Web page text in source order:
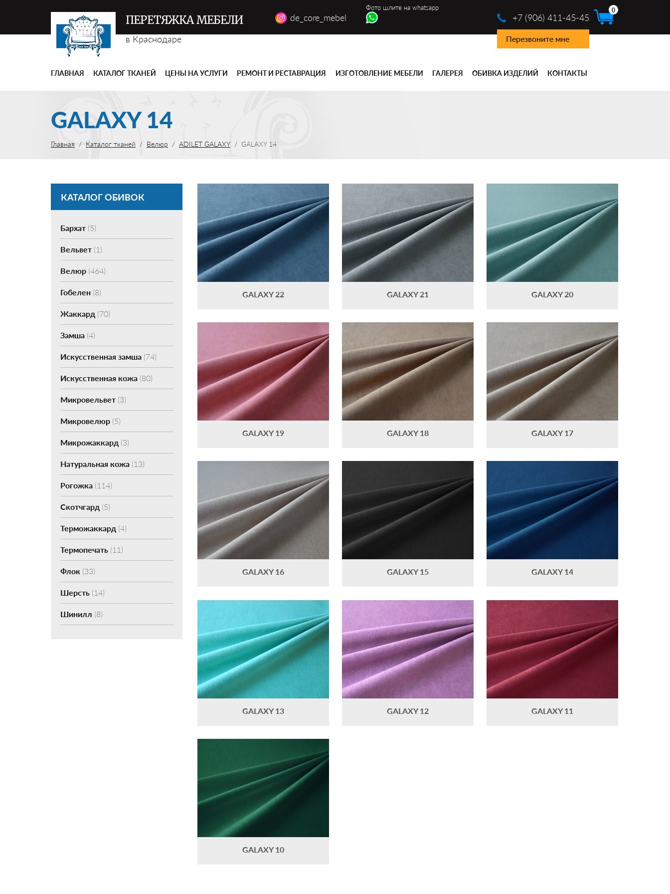
ПЕРЕТЯЖКА МЕБЕЛИ
в Краснодаре
de_core_mebel
Фото шлите на whatsapp
+7 (906) 411-45-45
Перезвоните мне
0
ГЛАВНАЯ КАТАЛОГ ТКАНЕЙ ЦЕНЫ НА УСЛУГИ РЕМОНТ И РЕСТАВРАЦИЯ ИЗГОТОВЛЕНИЕ МЕБЕЛИ ГАЛЕРЕЯ ОБИВКА ИЗДЕЛИЙ КОНТАКТЫ
GALAXY 14
Главная Каталог тканей Велюр ADILET GALAXY GALAXY 14
КАТАЛОГ ОБИВОК
Бархат(5)
Вельвет(1)
Велюр(464)
Гобелен(8)
Жаккард (70)
Замша(4)
Искусственная замша(74)
Искусственная кожа(80)
Микровельвет(3)
Микровелюр(5)
Микрожаккард (3)
Натуральная кожа(13)
Рогожка(114)
Скотчгард (5)
Терможаккард (4)
Термопечать(11)
Флок (33)
Шерсть(14)
Шинилл (8)
GALAXY 22 GALAXY 21 GALAXY 20
GALAXY 19 GALAXY 18 GALAXY 17
GALAXY 16 GALAXY 15 GALAXY 14
GALAXY 13 GALAXY 12 GALAXY 11
GALAXY 10